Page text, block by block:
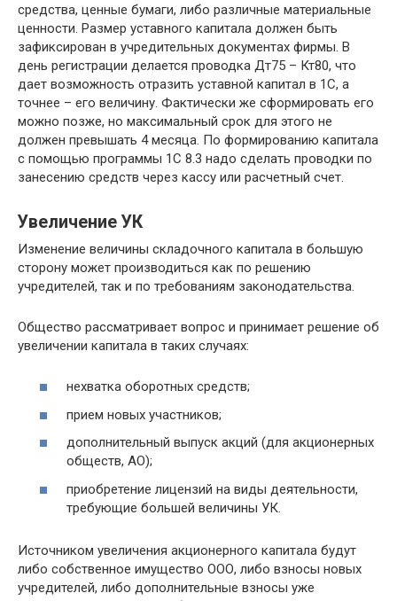
средства, ценные бумаги, либо различные материальные
ценности. Размер уставного капитала должен быть
зафиксирован в учредительных документах фирмы. В
день регистрации делается проводка Дт75 – Кт80, что
дает возможность отразить уставной капитал в 1С, а
точнее – его величину. Фактически же сформировать его
можно позже, но максимальный срок для этого не
должен превышать 4 месяца. По формированию капитала
с помощью программы 1С 8.3 надо сделать проводки по
занесению средств через кассу или расчетный счет.
Увеличение УК
Изменение величины складочного капитала в большую
сторону может производиться как по решению
учредителей, так и по требованиям законодательства.
Общество рассматривает вопрос и принимает решение об
увеличении капитала в таких случаях:
нехватка оборотных средств;
прием новых участников;
дополнительный выпуск акций (для акционерных
обществ, АО);
приобретение лицензий на виды деятельности,
требующие большей величины УК.
Источником увеличения акционерного капитала будут
либо собственное имущество ООО, либо взносы новых
учредителей, либо дополнительные взносы уже